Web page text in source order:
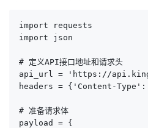
import requests
import json
# 定义API接口地址和请求头
api_url = 'https://
headers = {'Content-
# 准备请求体
payload = {